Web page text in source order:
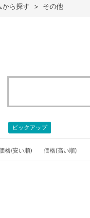
から探す > その他
ピックアップ
格(安い順) 価格(高い順)